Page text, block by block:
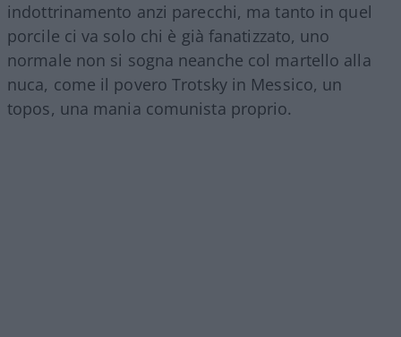
indottrinamento anzi parecchi, ma tanto in quel
porcile ci va solo chi è già fanatizzato, uno
normale non si sogna neanche col martello alla
nuca, come il povero Trotsky in Messico, un
topos, una mania comunista proprio.